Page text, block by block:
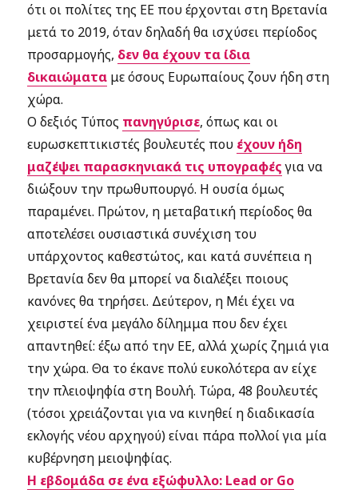
ότι οι πολίτες της ΕΕ που έρχονται στη Βρετανία
μετά το 2019, όταν δηλαδή θα ισχύσει περίοδος
προσαρμογής, δεν θα έχουν τα ίδια
δικαιώματα με όσους Ευρωπαίους ζουν ήδη στη
χώρα.
Ο δεξιός Τύπος πανηγύρισε, όπως και οι
ευρωσκεπτικιστές βουλευτές που έχουν ήδη
μαζέψει παρασκηνιακά τις υπογραφέςγια να
διώξουν την πρωθυπουργό. Η ουσία όμως
παραμένει. Πρώτον, η μεταβατική περίοδος θα
αποτελέσει ουσιαστικά συνέχιση του
υπάρχοντος καθεστώτος, και κατά συνέπεια η
Βρετανία δεν θα μπορεί να διαλέξει ποιους
κανόνες θα τηρήσει. Δεύτερον, η Μέι έχει να
χειριστεί ένα μεγάλο δίλημμα που δεν έχει
απαντηθεί: έξω από την ΕΕ, αλλά χωρίς ζημιά για
την χώρα. Θα το έκανε πολύ ευκολότερα αν είχε
την πλειοψηφία στη Βουλή. Τώρα, 48 βουλευτές
(τόσοι χρειάζονται για να κινηθεί η διαδικασία
εκλογής νέου αρχηγού) είναι πάρα πολλοί για μία
κυβέρνηση μειοψηφίας.
Η εβδομάδα σε ένα εξώφυλλο: Lead or Go